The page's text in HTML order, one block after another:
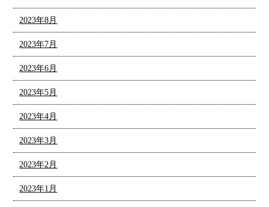
2023年8月
2023年7月
2023年6月
2023年5月
2023年4月
2023年3月
2023年2月
2023年1月